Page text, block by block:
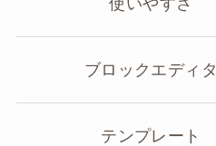
使いやすさ
ブロックエディタ
テンプレート